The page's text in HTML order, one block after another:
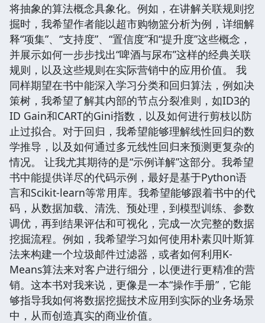
将抽象的算法概念具象化。例如，在讲解关联规则挖
掘时，我希望作者能以超市购物篮分析为例，详细解
释“项集”、“支持度”、“置信度”和“提升度”这些概念，
并展示如何一步步找出“啤酒与尿布”这样的经典关联
规则，以及这些规则在实际营销中的应用价值。 我
同样期望在书中能深入学习分类和回归算法，例如决
策树，我希望了解其内部的节点分裂准则，如ID3的
ID Gain和CART的Gini指数，以及如何进行剪枝以防
止过拟合。对于回归，我希望能够理解线性回归的数
学推导，以及如何通过多元线性回归来预测更复杂的
情况。 让我尤其期待的是“示例详解”这部分。我希望
书中能提供详尽的代码示例，最好是基于Python语
言和Scikit-learn等常用库。我希望能够跟着书中的代
码，从数据加载、清洗、预处理，到模型训练、参数
调优，再到结果评估和可视化，完成一次完整的数据
挖掘流程。例如，我希望学习如何使用朴素贝叶斯算
法来构建一个垃圾邮件过滤器，或者如何利用K-
Means算法来对客户进行细分，以便进行更精准的营
销。这本书对我来说，更像是一本“操作手册”，它能
够指导我如何将数据挖掘技术应用到实际的业务场景
中，从而创造真实的商业价值。